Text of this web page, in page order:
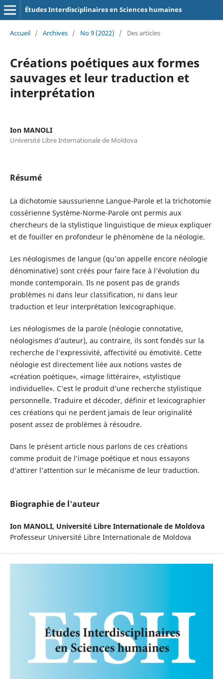
Études Interdisciplinaires en Sciences humaines
Accueil / Archives / No 9 (2022) / Des articles
Créations poétiques aux formes
sauvages et leur traduction et
interprétation
Ion MANOLI
Université Libre Internationale de Moldova
Résumé
La dichotomie saussurienne Langue-Parole et la trichotomie
cossérienne Système-Norme-Parole ont permis aux
chercheurs de la stylistique linguistique de mieux expliquer
et de fouiller en profondeur le phénomène de la néologie.
Les néologismes de langue (qu’on appelle encore néologie
dénominative) sont créés pour faire face à l’évolution du
monde contemporain. Ils ne posent pas de grands
problèmes ni dans leur classification, ni dans leur
traduction et leur interprétation lexicographique.
Les néologismes de la parole (néologie connotative,
néologismes d’auteur), au contraire, ils sont fondés sur la
recherche de l’expressivité, affectivité ou émotivité. Cette
néologie est directement liée aux notions vastes de
«création poétique», «image littéraire», «stylistique
individuelle». C’est le produit d’une recherche stylistique
personnelle. Traduire et décoder, définir et lexicographier
ces créations qui ne perdent jamais de leur originalité
posent assez de problèmes à résoudre.
Dans le présent article nous parlons de ces créations
comme produit de l’image poétique et nous essayons
d’attirer l’attention sur le mécanisme de leur traduction.
Biographie de l'auteur
Ion MANOLI, Université Libre Internationale de Moldova
Professeur Université Libre Internationale de Moldova